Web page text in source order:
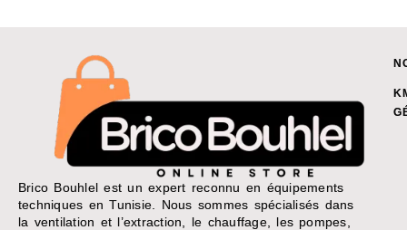
Brico Bouhlel est un expert reconnu en équipements
techniques en Tunisie. Nous sommes spécialisés dans
la ventilation et l’extraction, le chauffage, les pompes,